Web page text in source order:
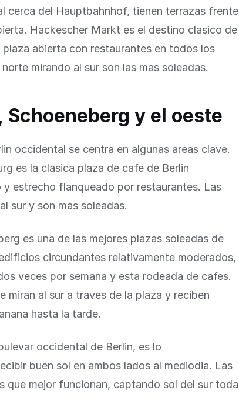
cerca del Hauptbahnhof, tienen terrazas frente
Hackescher Markt es el destino clasico de
abierta con restaurantes en todos los
mirando al sur son las mas soleadas.
y el oeste
occidental se centra en algunas areas clave.
es la clasica plaza de cafe de Berlin
estrecho flanqueado por restaurantes. Las
sur y son mas soleadas.
es una de las mejores plazas soleadas de
circundantes relativamente moderados,
veces por semana y esta rodeada de cafes.
miran al sur a traves de la plaza y reciben
hasta la tarde.
occidental de Berlin, es lo
buen sol en ambos lados al mediodia. Las
que mejor funcionan, captando sol del sur toda